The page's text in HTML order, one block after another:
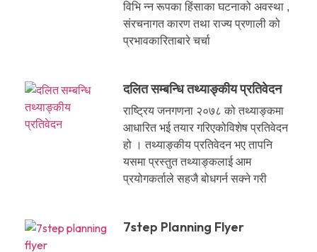
विभि न्न रूपका हिंसाका घटनाको अवस्था ,
संरचनागत कारण तथा राज्य प्रणाली को
प्रभावकारिताबारे चर्चा
दलित सम्बन्धि तथ्याङ्कीय प्रतिवेदन
राष्ट्रिय जनगणना २०७८ को तथ्याङ्कमा
आधारित भई तयार गरिएकोविशेष प्रतिवेदन
हो । तथ्याङ्कीय प्रतिवेदन भए तापनि
यसमा प्रस्तुत तथ्याङ्कलाई आम
प्रयोगकर्ताले सहजै बोधगर्न सक्ने गरी
7step Planning Flyer